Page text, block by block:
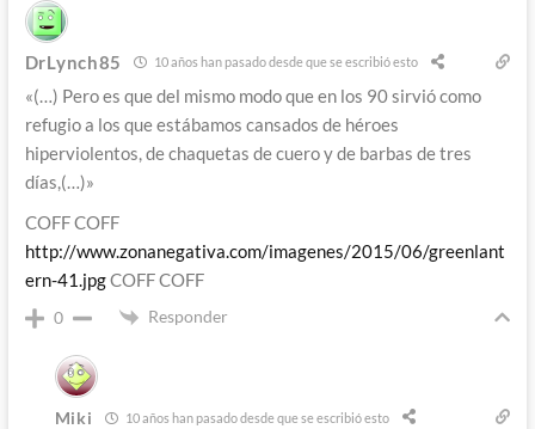
DrLynch85 10 años han pasado desde que se escribió esto
«(…) Pero es que del mismo modo que en los 90 sirvió como
refugio a los que estábamos cansados de héroes
hiperviolentos, de chaquetas de cuero y de barbas de tres
días,(…)»
COFF COFF
http://www.zonanegativa.com/imagenes/2015/06/greenlant
ern-41.jpgCOFF COFF
0 Responder
Miki 10 años han pasado desde que se escribió esto